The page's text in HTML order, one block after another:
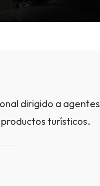
dirigido a agentes
turísticos.